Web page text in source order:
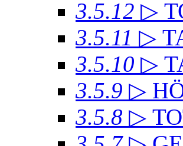
3.5.12 ▷
3.5.11 ▷
3.5.10 ▷
3.5.9 ▷
3.5.8 ▷